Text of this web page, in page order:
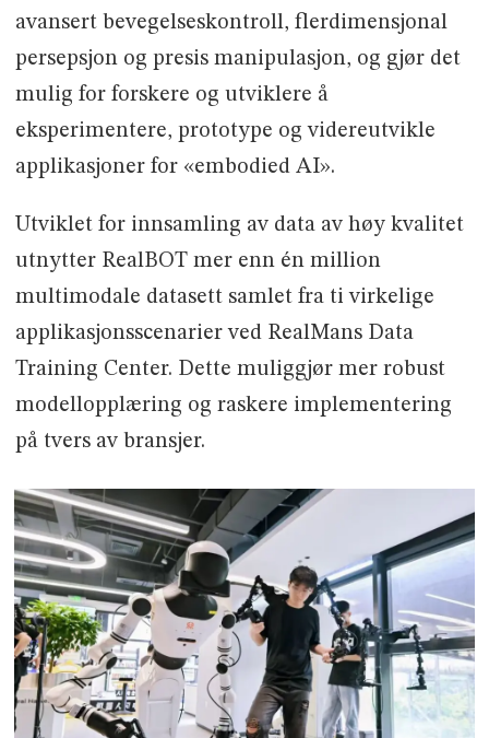
avansert bevegelseskontroll, flerdimensjonal
persepsjon og presis manipulasjon, og gjør det
mulig for forskere og utviklere å
eksperimentere, prototype og videreutvikle
applikasjoner for «embodied AI».
Utviklet for innsamling av data av høy kvalitet
utnytter RealBOT mer enn én million
multimodale datasett samlet fra ti virkelige
applikasjonsscenarier ved RealMans Data
Training Center. Dette muliggjør mer robust
modellopplæring og raskere implementering
på tvers av bransjer.